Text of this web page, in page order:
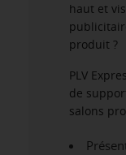
haut et
produit ?
PLV
de
salons